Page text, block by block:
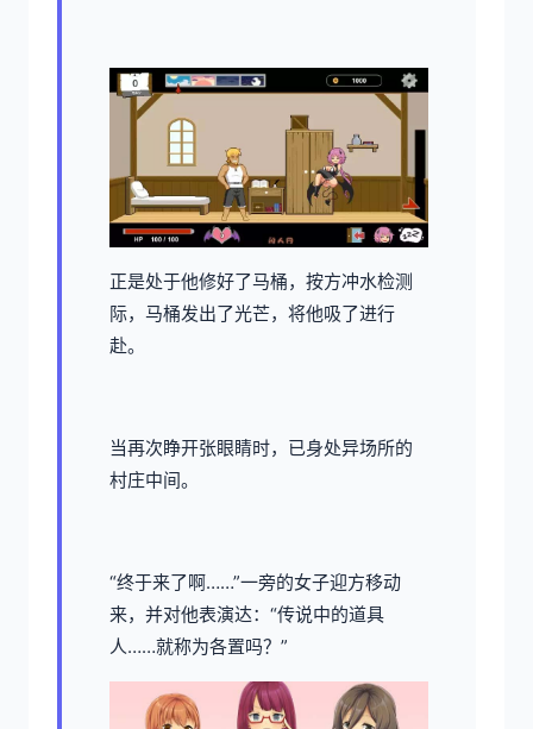
正是处于他修好了马桶，按方冲水检测
际，马桶发出了光芒，将他吸了进行
赴。
当再次睁开张眼睛时，已身处异场所的
村庄中间。
“终于来了啊……”一旁的女子迎方移动
来，并对他表演达：“传说中的道具
人……就称为各置吗？”